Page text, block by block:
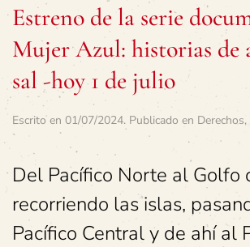
Estreno de la serie
Mujer Azul: historias de
sal -hoy 1 de julio
Escrito en 01/07/2024. Publicado en Derechos,
Del Pacífico Norte al Golfo
recorriendo las islas,
Pacífico Central y de ahí al